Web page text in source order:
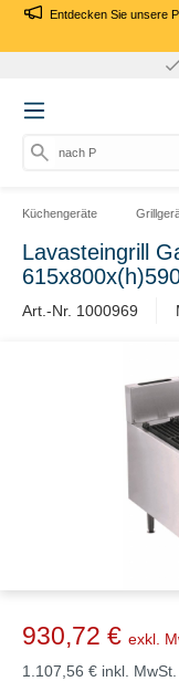
Entdecken Sie unsere
nach Pr
Küchengeräte
Lavasteingrill
Art.-Nr. 1000969
930,72 € exkl.
1.107,56 € inkl. MwSt.